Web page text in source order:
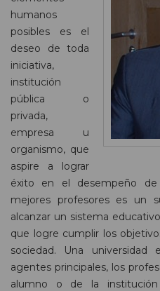
humanos
posibles es el
deseo de toda
iniciativa,
institución
pública o
privada,
empresa u
organismo, que
aspire a lograr
éxito en el desempeño de
mejores profesores es un
alcanzar un sistema
que logre cumplir los
sociedad. Una
agentes principales, los
alumno o de la